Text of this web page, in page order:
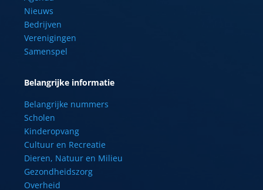
Nieuws
Bedrijven
Verenigingen
Samenspel
Belangrijke informatie
Belangrijke nummers
Scholen
Kinderopvang
Cultuur en Recreatie
Dieren, Natuur en Milieu
Gezondheidszorg
Overheid